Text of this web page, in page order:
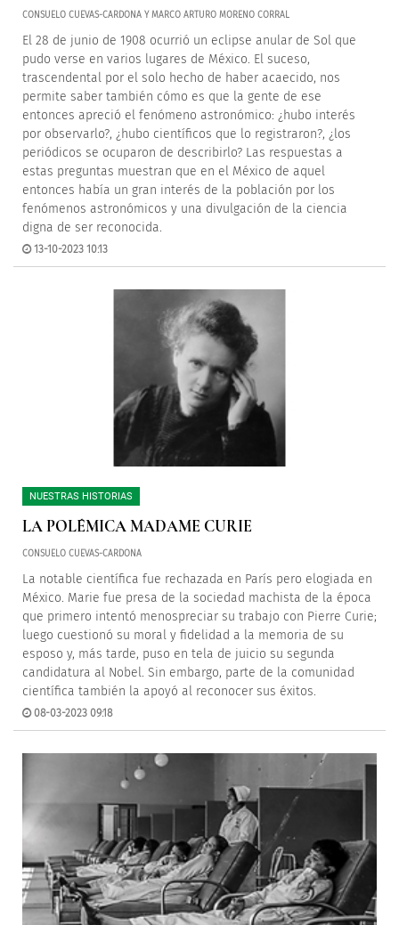
CONSUELO CUEVAS-CARDONA Y MARCO ARTURO MORENO CORRAL
El 28 de junio de 1908 ocurrió un eclipse anular de Sol que
pudo verse en varios lugares de México. El suceso,
trascendental por el solo hecho de haber acaecido, nos
permite saber también cómo es que la gente de ese
entonces apreció el fenómeno astronómico: ¿hubo interés
por observarlo?, ¿hubo científicos que lo registraron?, ¿los
periódicos se ocuparon de describirlo? Las respuestas a
estas preguntas muestran que en el México de aquel
entonces había un gran interés de la población por los
fenómenos astronómicos y una divulgación de la ciencia
digna de ser reconocida.
13-10-2023 10:13
NUESTRAS HISTORIAS
LA POLÉMICA MADAME CURIE
CONSUELO CUEVAS-CARDONA
La notable científica fue rechazada en París pero elogiada en
México. Marie fue presa de la sociedad machista de la época
que primero intentó menospreciar su trabajo con Pierre Curie;
luego cuestionó su moral y fidelidad a la memoria de su
esposo y, más tarde, puso en tela de juicio su segunda
candidatura al Nobel. Sin embargo, parte de la comunidad
científica también la apoyó al reconocer sus éxitos.
08-03-2023 09:18